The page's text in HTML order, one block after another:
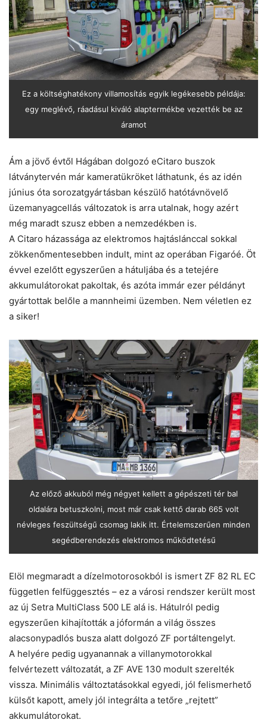
Ez a költséghatékony villamosítás egyik legékesebb példája:
egy meglévő, ráadásul kiváló alaptermékbe vezették be az
áramot
Ám a jövő évtől Hágában dolgozó eCitaro ­buszok
látványtervén már kameratükröket láthatunk, és az idén
június óta sorozatgyártásban készülő hatótávnövelő
üzemanyagcellás változatok is arra utalnak, hogy azért
még maradt szusz ebben a nemzedékben is.
A Citaro házassága az elektromos hajtáslánccal sokkal
zökkenőmentesebben indult, mint az operában Figaróé. Öt
évvel ezelőtt egyszerűen a ­hátuljába és a tetejére
akkumulátorokat pakoltak, és azóta immár ezer példányt
gyártottak belőle a mannheimi üzemben. Nem véletlen ez
a siker!
Az előző akkuból még négyet kellett a gépészeti tér bal
oldalára betuszkolni, most már csak kettő darab 665 volt
névleges feszültségű csomag lakik itt. Értelemszerűen minden
segédberendezés elektromos működtetésű
Elöl megmaradt a dízelmotorosokból is ismert ZF 82 RL EC
független felfüggesztés – ez a ­városi rendszer került most
az új Setra ­MultiClass 500 LE alá is. Hátulról pedig
egyszerűen ­kihajították a jóformán a világ összes
alacsonypadlós busza alatt dolgozó ZF portáltengelyt.
A helyére pedig ugyanannak a villanymotorokkal
felvértezett változatát, a ZF AVE 130 modult szerelték
vissza. Minimális változtatásokkal egyedi, jól felismerhető
külsőt kapott, amely jól integrálta a tetőre „rejtett”
akkumulátorokat.